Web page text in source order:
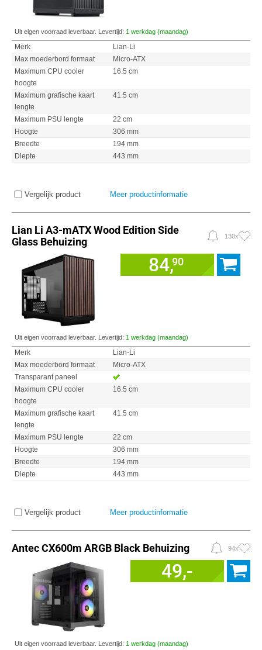
Uit eigen voorraad leverbaar. Levertijd: 1 werkdag (maandag)
Merk
Lian-Li
Max moederbord formaat
Micro-ATX
Maximum CPU cooler
hoogte
16.5 cm
Maximum grafische kaart
lengte
41.5 cm
Maximum PSU lengte
22 cm
Hoogte
306 mm
Breedte
194 mm
Diepte
443 mm
Vergelijk product Meer productinformatie
Lian Li A3-mATX Wood Edition Side
Glass Behuizing
130x
84,90
Uit eigen voorraad leverbaar. Levertijd: 1 werkdag (maandag)
Merk
Lian-Li
Max moederbord formaat
Micro-ATX
Transparant paneel
Maximum CPU cooler
hoogte
16.5 cm
Maximum grafische kaart
lengte
41.5 cm
Maximum PSU lengte
22 cm
Hoogte
306 mm
Breedte
194 mm
Diepte
443 mm
Vergelijk product Meer productinformatie
Antec CX600m ARGB Black Behuizing 94x
49,-
Uit eigen voorraad leverbaar. Levertijd: 1 werkdag (maandag)